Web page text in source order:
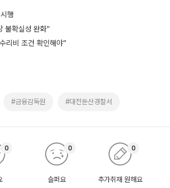
행
불확실성 완화"
리비 조건 확인해야”
#금융감독원 #대전둔산경찰서
0
슬퍼요
0
추가취재 원해요
0